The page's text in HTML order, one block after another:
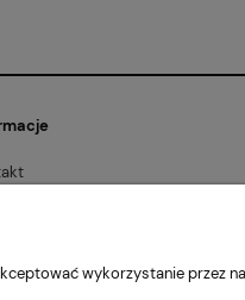
wykorzystanie przez